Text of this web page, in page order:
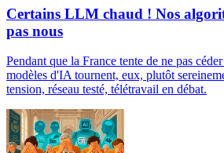
Certains LLM chaud ! Nos
pas nous
Pendant que la France tente de ne pas
modèles d'IA tournent, eux, plutôt
tension, réseau testé, télétravail en débat.